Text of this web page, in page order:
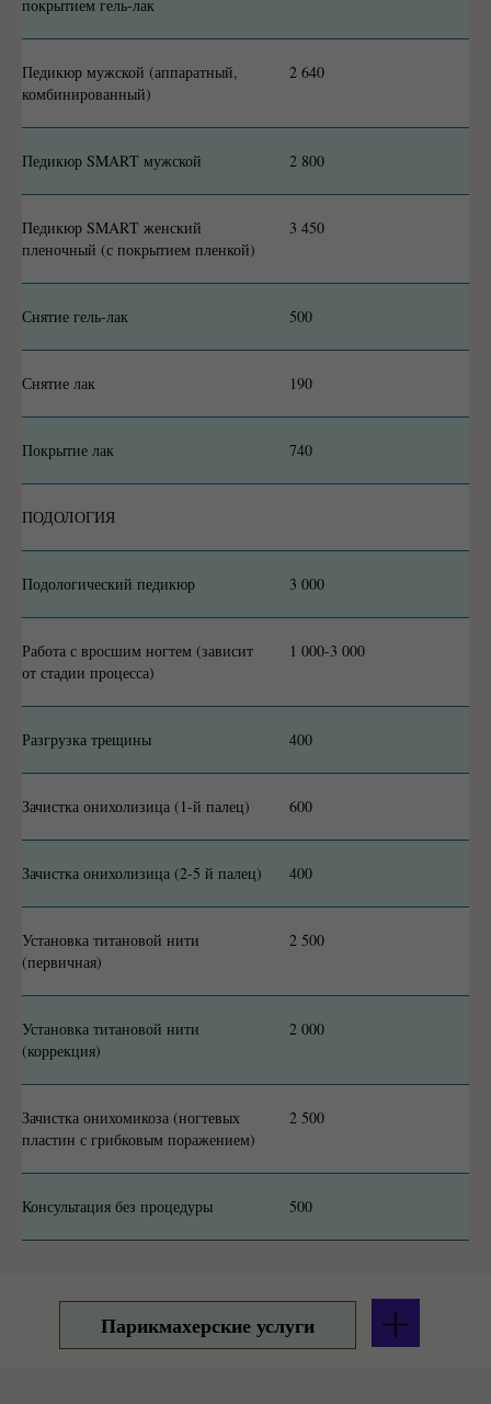
покрытием гель-лак
Педикюр мужской (аппаратный,
комбинированный)
2 640
Педикюр SMART мужской 2 800
Педикюр SMART женский
пленочный (с покрытием пленкой)
3 450
Снятие гель-лак 500
Снятие лак 190
Покрытие лак 740
ПОДОЛОГИЯ
Подологический педикюр 3 000
Работа с вросшим ногтем (зависит
от стадии процесса)
1 000-3 000
Разгрузка трещины 400
Зачистка онихолизица (1-й палец) 600
Зачистка онихолизица (2-5 й палец) 400
Установка титановой нити
(первичная)
2 500
Установка титановой нити
(коррекция)
2 000
Зачистка онихомикоза (ногтевых
пластин с грибковым поражением)
2 500
Консультация без процедуры 500
Парикмахерские услуги